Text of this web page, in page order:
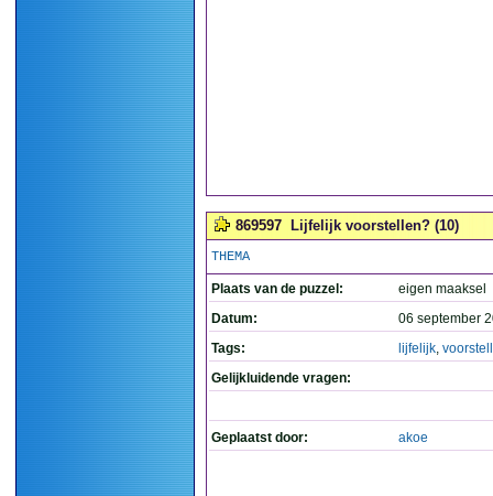
869597 Lijfelijk voorstellen? (10)
THEMA
Plaats van de puzzel:
eigen maaksel
Datum:
06 september
Tags:
lijfelijk,
Gelijkluidende vragen:
Geplaatst door: akoe